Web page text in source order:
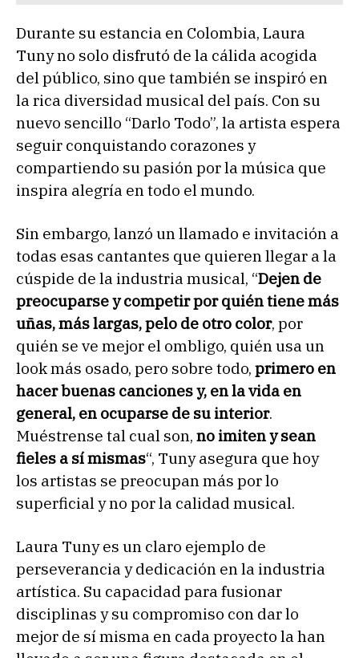
Durante su estancia en Colombia, Laura
Tuny no solo disfrutó de la cálida acogida
del público, sino que también se inspiró en
la rica diversidad musical del país. Con su
nuevo sencillo “Darlo Todo”, la artista espera
seguir conquistando corazones y
compartiendo su pasión por la música que
inspira alegría en todo el mundo.
Sin embargo, lanzó un llamado e invitación a
todas esas cantantes que quieren llegar a la
cúspide de la industria musical, “Dejen de
preocuparse y competir por quién tiene más
uñas, más largas, pelo de otro color, por
quién se ve mejor el ombligo, quién usa un
look más osado, pero sobre todo, primero en
hacer buenas canciones y, en la vida en
general, en ocuparse de su interior.
Muéstrense tal cual son, no imiten y sean
fieles a sí mismas“, Tuny asegura que hoy
los artistas se preocupan más por lo
superficial y no por la calidad musical.
Laura Tuny es un claro ejemplo de
perseverancia y dedicación en la industria
artística. Su capacidad para fusionar
disciplinas y su compromiso con dar lo
mejor de sí misma en cada proyecto la han